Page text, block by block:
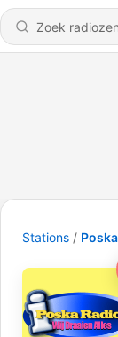
Stations